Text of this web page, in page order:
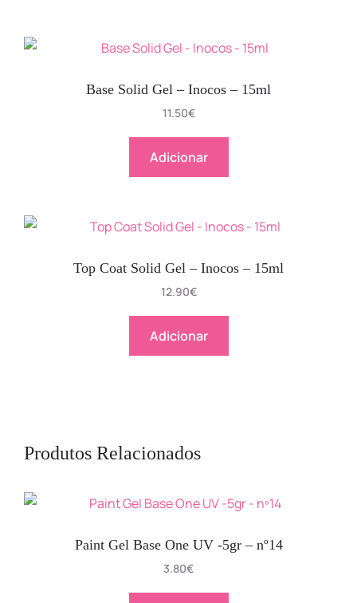
Base Solid Gel – Inocos – 15ml
11.50€
Adicionar
Top Coat Solid Gel – Inocos – 15ml
12.90€
Adicionar
Produtos Relacionados
Paint Gel Base One UV -5gr – nº14
3.80€